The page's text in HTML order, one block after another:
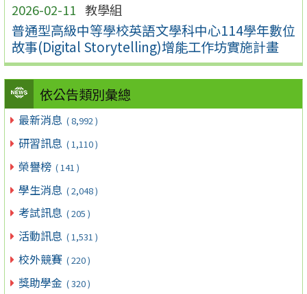
2026-02-11 教學組
普通型高級中等學校英語文學科中心114學年數位
故事(Digital Storytelling)增能工作坊實施計畫
依公告類別彙總
最新消息 ( 8,992 )
研習訊息 ( 1,110 )
榮譽榜 ( 141 )
學生消息 ( 2,048 )
考試訊息 ( 205 )
活動訊息 ( 1,531 )
校外競賽 ( 220 )
獎助學金 ( 320 )